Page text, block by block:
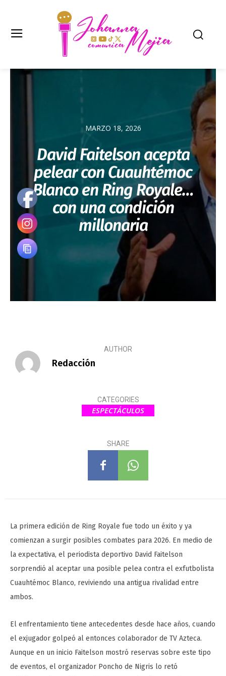
MARZO 18, 2026
David Faitelson acepta
pelear con Cuauhtémoc
Blanco en Ring Royale…
con una condición
millonaria
AUTHOR
Redacción
CATEGORIES
ESPECTÁCULOS
SHARE
La primera edición de Ring Royale fue todo un éxito y ya
comienzan a surgir posibles combates para 2026. En medio de
la expectativa, el periodista deportivo David Faitelson
sorprendió al aceptar una posible pelea contra el exfutbolista
Cuauhtémoc Blanco, reviviendo una antigua rivalidad entre
ambos.
El enfrentamiento tiene antecedentes desde hace años, cuando
el exjugador golpeó al entonces colaborador de TV Azteca.
Aunque en un inicio Faitelson mostró reservas sobre este tipo
de eventos, el organizador Poncho de Nigris lo retó